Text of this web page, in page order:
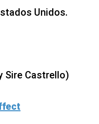
Unidos.
Sire Castrello)